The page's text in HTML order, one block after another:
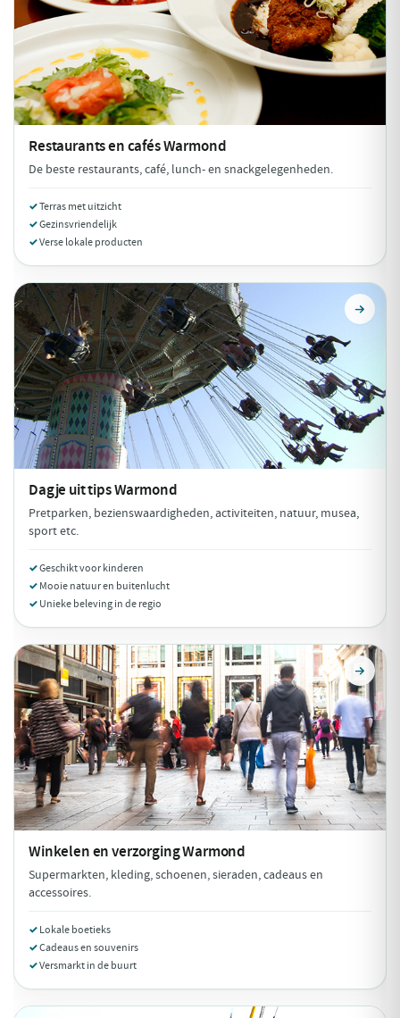
Restaurants en cafésWarmond
De beste restaurants, café, lunch- en snackgelegenheden.
Terras met uitzicht
Gezinsvriendelijk
Verse lokale producten
Dagje uit tipsWarmond
Pretparken, bezienswaardigheden, activiteiten, natuur, musea,
sport etc.
Geschikt voor kinderen
Mooie natuur en buitenlucht
Unieke beleving in de regio
Winkelen en verzorgingWarmond
Supermarkten, kleding, schoenen, sieraden, cadeaus en
accessoires.
Lokale boetieks
Cadeaus en souvenirs
Versmarkt in de buurt